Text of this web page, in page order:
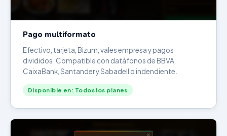
Pago multiformato
Efectivo, tarjeta, Bizum, vales empresa y pagos
divididos. Compatible con datáfonos de BBVA,
CaixaBank, Santander y Sabadell o indendiente.
Disponible en: Todos los planes